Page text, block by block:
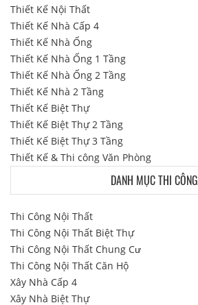
Thiết Kế Nội Thất
Thiết Kế Nhà Cấp 4
Thiết Kế Nhà Ống
Thiết Kế Nhà Ống 1 Tầng
Thiết Kế Nhà Ống 2 Tầng
Thiết Kế Nhà 2 Tầng
Thiết Kế Biệt Thự
Thiết Kế Biệt Thự 2 Tầng
Thiết Kế Biệt Thự 3 Tầng
Thiết Kế & Thi công Văn Phòng
DANH MỤC THI CÔNG
Thi Công Nội Thất
Thi Công Nội Thất Biệt Thự
Thi Công Nội Thất Chung Cư
Thi Công Nội Thất Căn Hộ
Xây Nhà Cấp 4
Xây Nhà Biệt Thự